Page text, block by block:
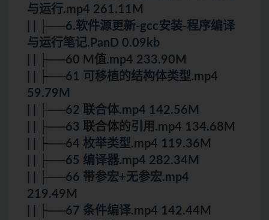
与运行.mp4 261.11M
| | ├──6.软件源更新-gcc安装-程序编译
与运行笔记.PanD 0.09kb
| | ├──60 M值.mp4 233.90M
| | ├──61 可移植的结构体类型.mp4
59.79M
| | ├──62 联合体.mp4 142.56M
| | ├──63 联合体的引用.mp4 134.68M
| | ├──64 枚举类型.mp4 119.36M
| | ├──65 编译器.mp4 282.34M
| | ├──66 带参宏+无参宏.mp4
219.49M
| | ├──67 条件编译.mp4 142.44M